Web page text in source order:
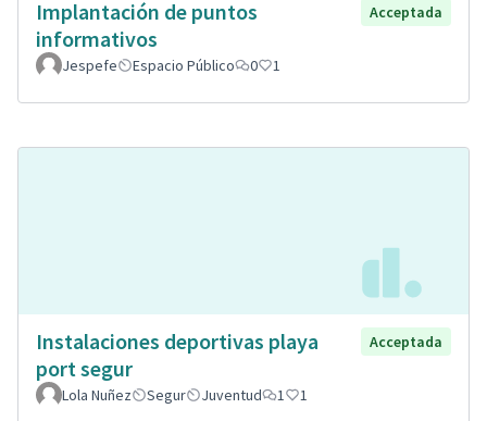
Implantación de puntos
informativos
Acceptada
Jespefe Espacio Público 0 1
Instalaciones deportivas playa
port segur
Acceptada
Lola Nuñez Segur Juventud 1 1